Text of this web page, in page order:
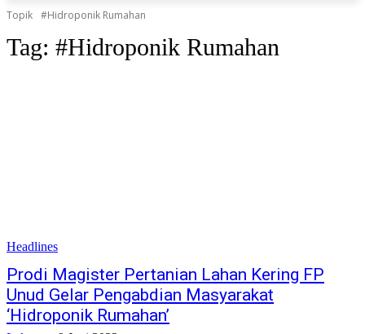
Topik #Hidroponik Rumahan
Tag: #Hidroponik Rumahan
Headlines
Prodi Magister Pertanian Lahan Kering FP
Unud Gelar Pengabdian Masyarakat
‘Hidroponik Rumahan’